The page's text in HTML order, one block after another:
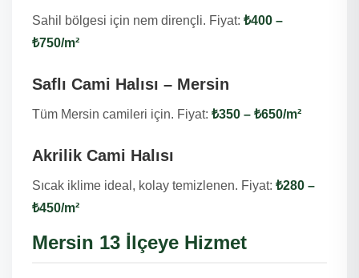
Sahil bölgesi için nem dirençli. Fiyat: ₺400 –
₺750/m²
Saflı Cami Halısı – Mersin
Tüm Mersin camileri için. Fiyat: ₺350 – ₺650/m²
Akrilik Cami Halısı
Sıcak iklime ideal, kolay temizlenen. Fiyat: ₺280 –
₺450/m²
Mersin 13 İlçeye Hizmet